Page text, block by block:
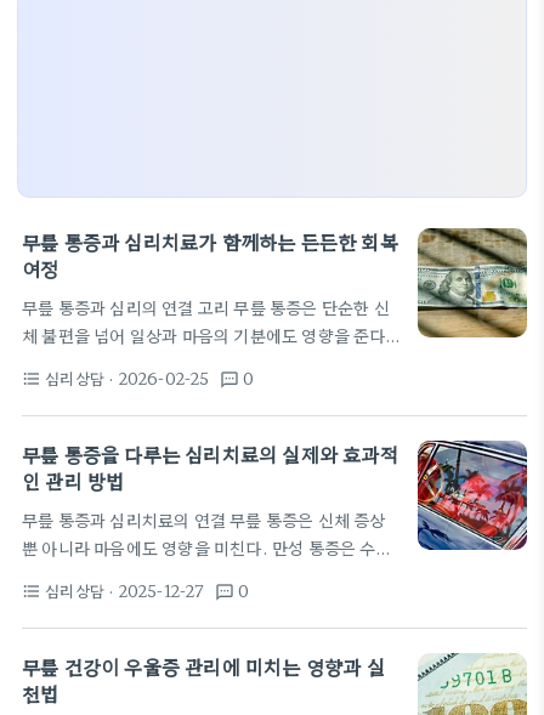
무릎 통증과 심리치료가 함께하는 든든한 회복
여정
무릎 통증과 심리의 연결 고리 무릎 통증은 단순한 신
체 불편을 넘어 일상과 마음의 기분에도 영향을 준다.
지기 쉬다. 이러한 신체적 고통은 마음의 반응을 자극
해 우울감이나 불안감을 키울 수 있다. 그래서 심리적
접근은 통증 관리의 한 축으로 고려될 필요가 있다. 무
릎의 신호가 뇌에서 처리되는 방식은 통증의 주관적
면 운동 회피가 생겨 재활의 속도가 느려진다. 심리적
준비가 부족하면 수술 후 초기 회복에서도 자신감을
잃을 수 있다. 이처럼 신체 증상과 마음의…
format_list_bulleted 심리상담 · 2026-02-25 textsms 0
무릎 통증을 다루는 심리치료의 실제와 효과적
인 관리 방법
무릎 통증과 심리치료의 연결 무릎 통증은 신체 증상
뿐 아니라 마음에도 영향을 미친다. 만성 통증은 수면
피를 촉진한다. 심리치료는 이러한 악순환을 끊어 신
체와 마음의 상호작용을 재정렬하는 데 초점을 둔다.
통증의 심리적 측면을 이해하면 치료 계획이 더 명확
해진다. 인지행동적 접근은 통증에 대한 자동적 생각
format_list_bulleted 심리상담 · 2025-12-27 textsms 0
무릎 건강이 우울증 관리에 미치는 영향과 실
천법